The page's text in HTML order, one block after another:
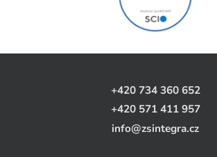
+420 734 360 652
+420 571 411 957
info@zsintegra.cz